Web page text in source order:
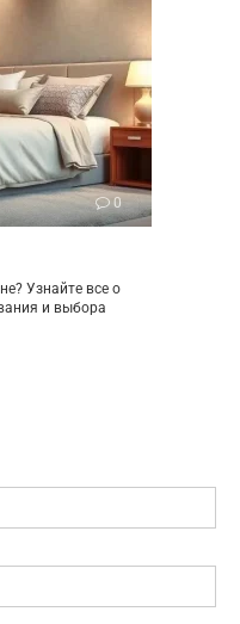
0
Узнайте все о
и выбора